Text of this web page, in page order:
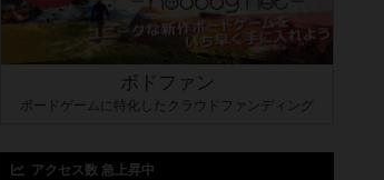
ボドファン
ボードゲームに特化したクラウドファンディング
アクセス数 急上昇中